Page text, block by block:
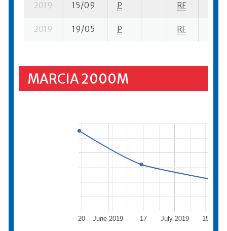
2019 15/09 P RF
2019 19/05 P RF
MARCIA 2000M
June 2019 July 2019
20 17 15